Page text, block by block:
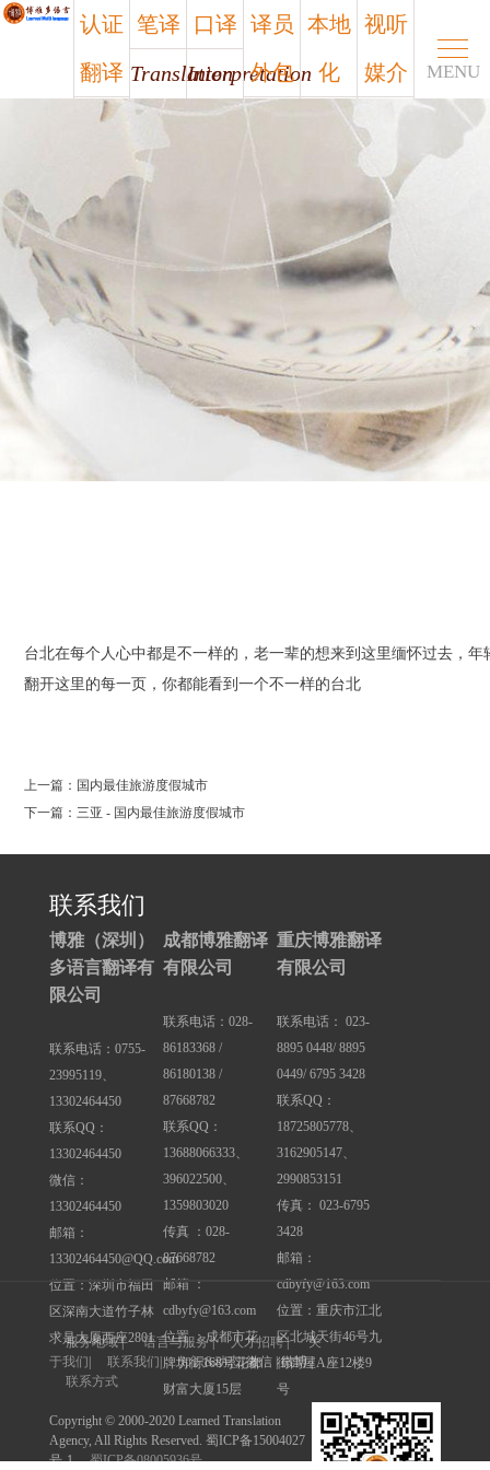
认证
翻译
Certified
翻译
笔译
Translation
笔译
口译
Interpretation
口译
译员
外包
Outsourcing
外包
本地
化
Localization
视听
媒介
Media
视听
媒介
MENU
台北在每个人心中都是不一样的，老一辈的想来到这里缅怀过去，
翻开这里的每一页，你都能看到一个不一样的台北
上一篇：国内最佳旅游度假城市
下一篇：三亚 - 国内最佳旅游度假城市
联系我们
博雅（深圳）
多语言翻译有
限公司
联系电话：0755-
23995119、
13302464450
联系QQ：
13302464450
微信：
13302464450
邮箱：
13302464450@QQ.com
位置：深圳市福田
区深南大道竹子林
求是大厦西座2801
成都博雅翻译
有限公司
联系电话：028-
86183368 /
86180138 /
87668782
联系QQ：
13688066333、
396022500、
1359803020
传真 ：028-
87668782
邮箱 ：
cdbyfy@163.com
位置 ：成都市花
牌坊街168号花都
财富大厦15层
重庆博雅翻译
有限公司
联系电话： 023-
8895 0448/ 8895
0449/ 6795 3428
联系QQ：
18725805778、
3162905147、
2990853151
传真： 023-6795
3428
邮箱：
cdbyfy@163.com
位置：重庆市江北
区北城天街46号九
街高屋A座12楼9
号
服务地域| 语言与服务| 人才招聘|
关
于我们
联系我们 知识&动态| 微信 | 微博 |
联系方式
Copyright © 2000-2020 Learned Translation
Agency, All Rights Reserved. 蜀ICP备15004027
号-1
蜀ICP备08005936号